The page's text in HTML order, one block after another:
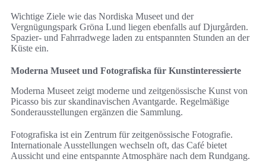
Wichtige Ziele wie das Nordiska Museet und der
Vergnügungspark Gröna Lund liegen ebenfalls auf Djurgården.
Spazier- und Fahrradwege laden zu entspannten Stunden an der
Küste ein.
Moderna Museet und Fotografiska für Kunstinteressierte
Moderna Museet zeigt moderne und zeitgenössische Kunst von
Picasso bis zur skandinavischen Avantgarde. Regelmäßige
Sonderausstellungen ergänzen die Sammlung.
Fotografiska ist ein Zentrum für zeitgenössische Fotografie.
Internationale Ausstellungen wechseln oft, das Café bietet
Aussicht und eine entspannte Atmosphäre nach dem Rundgang.